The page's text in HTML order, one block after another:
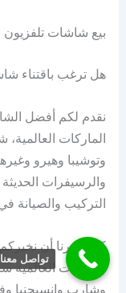
بيع شاشات تلفزيون
هل ترغب باقتناء
نقدم لكم أفضل
الماركات
وتوشيبا وهيرو
والرسيفرات
التركيب والصيانة
كما يسرنا أن
الماركات
وشارب وانسيجنيا
تواصل معنا